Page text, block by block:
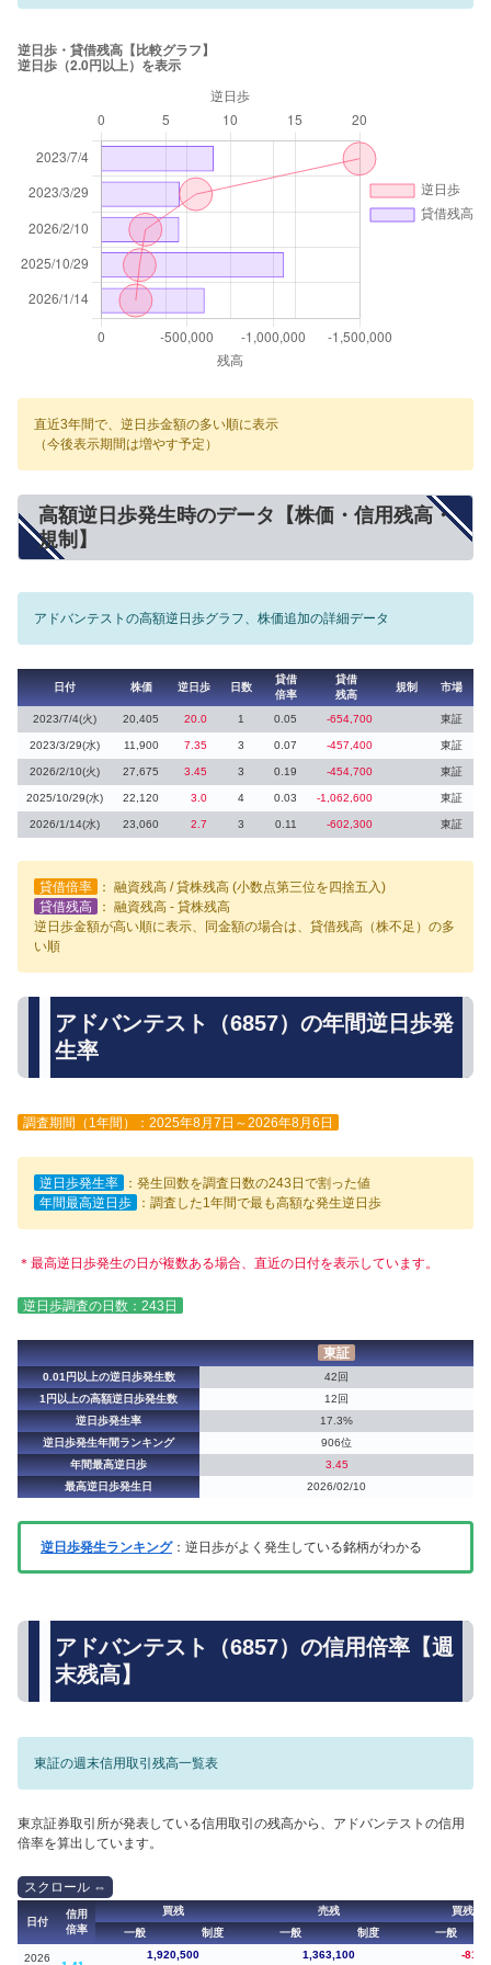
直近3年間で、逆日歩金額の多い順に表示
（今後表示期間は増やす予定）
高額逆日歩発生時のデータ【株価・信用残高・
規制】
アドバンテストの高額逆日歩グラフ、株価追加の詳細データ
日付 株価 逆日歩 日数
貸借
倍率
貸借
残高
規制 市場
2023/7/4(火) 20,405 20.0 1 0.05 -654,700 東証
2023/3/29(水) 11,900 7.35 3 0.07 -457,400 東証
2026/2/10(火) 27,675 3.45 3 0.19 -454,700 東証
2025/10/29(水) 22,120 3.0 4 0.03 -1,062,600 東証
2026/1/14(水) 23,060 2.7 3 0.11 -602,300 東証
貸借倍率
： 融資残高 / 貸株残高 (小数点第三位を四捨五入)
貸借残高
： 融資残高 - 貸株残高
逆日歩金額が高い順に表示、同金額の場合は、貸借残高（株不足）の多
い順
アドバンテスト（6857）の年間逆日歩発
生率
調査期間（1年間）：2025年8月7日～2026年8月6日
逆日歩発生率
：発生回数を調査日数の243日で割った値
年間最高逆日歩
：調査した1年間で最も高額な発生逆日歩
＊最高逆日歩発生の日が複数ある場合、直近の日付を表示しています。
逆日歩調査の日数：243日
東証
0.01円以上の逆日歩発生数
42回
1円以上の高額逆日歩発生数
12回
逆日歩発生率
17.3%
逆日歩発生年間ランキング
906位
年間最高逆日歩
3.45
最高逆日歩発生日
2026/02/10
逆日歩発生ランキング：逆日歩がよく発生している銘柄がわかる
アドバンテスト（6857）の信用倍率【週
末残高】
東証の週末信用取引残高一覧表
東京証券取引所が発表している信用取引の残高から、アドバンテストの信用
倍率を算出しています。
日付
信用
倍率
買残 売残
買残（
一般
制度 一般 制度 一般
2026 1,920,500 1,363,100 -